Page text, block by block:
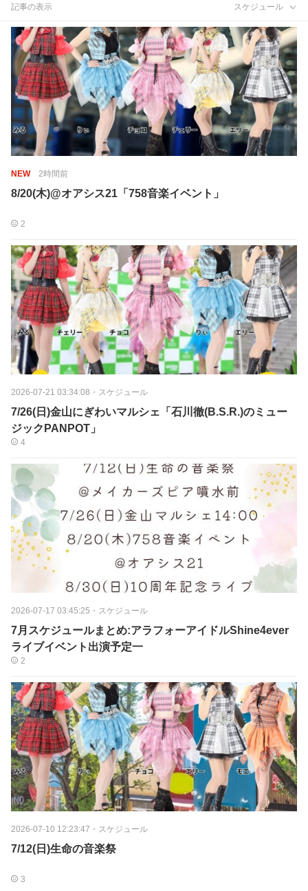
記事の表示 スケジュール
NEW 2時間前
8/20(木)@オアシス21「758音楽イベント」
2
2026-07-21 03:34:08 ・ スケジュール
7/26(日)金山にぎわいマルシェ「石川徹(B.S.R.)のミュー
ジックPANPOT」
4
2026-07-17 03:45:25 ・ スケジュール
7月スケジュールまとめ:アラフォーアイドルShine4ever
ライブイベント出演予定一
2
2026-07-10 12:23:47 ・ スケジュール
7/12(日)生命の音楽祭
3